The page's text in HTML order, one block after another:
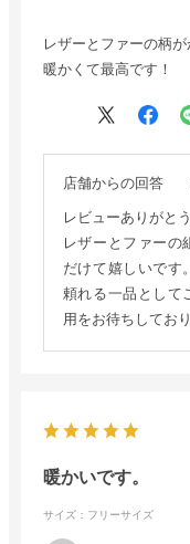
レザーとファーの柄
暖かくて最高です！
店舗からの回答
レビューありがと
レザーとファーの
だけて嬉しいです
頼れる一品として
用をお待ちしており
暖かいです。
サイズ：フリーサイズ